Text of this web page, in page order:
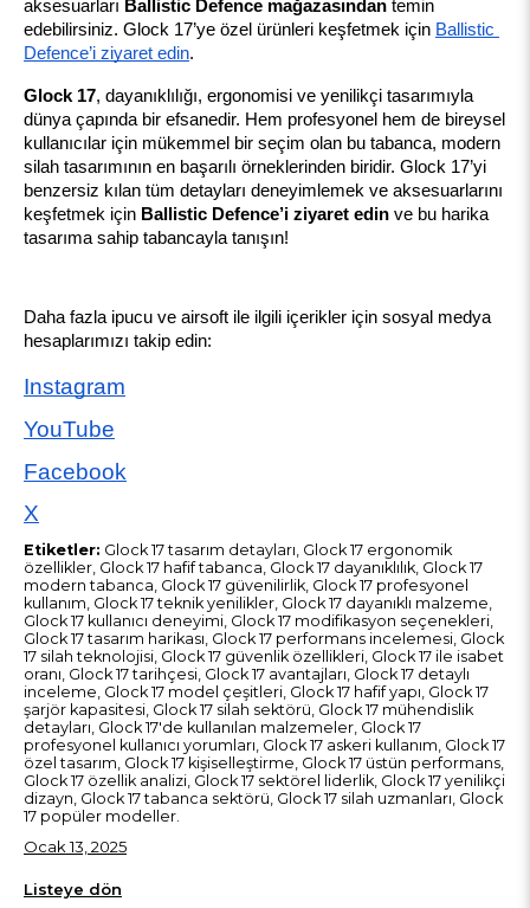
aksesuarları Ballistic Defence mağazasından temin
edebilirsiniz. Glock 17’ye özel ürünleri keşfetmek için Ballistic
Defence’i ziyaret edin.
Glock 17, dayanıklılığı, ergonomisi ve yenilikçi tasarımıyla
dünya çapında bir efsanedir. Hem profesyonel hem de bireysel
kullanıcılar için mükemmel bir seçim olan bu tabanca, modern
silah tasarımının en başarılı örneklerinden biridir. Glock 17’yi
benzersiz kılan tüm detayları deneyimlemek ve aksesuarlarını
keşfetmek için Ballistic Defence’i ziyaret edin ve bu harika
tasarıma sahip tabancayla tanışın!
Daha fazla ipucu ve airsoft ile ilgili içerikler için sosyal medya
hesaplarımızı takip edin:
Instagram
YouTube
Facebook
X
Etiketler: Glock 17 tasarım detayları, Glock 17 ergonomik
özellikler, Glock 17 hafif tabanca, Glock 17 dayanıklılık, Glock 17
modern tabanca, Glock 17 güvenilirlik, Glock 17 profesyonel
kullanım, Glock 17 teknik yenilikler, Glock 17 dayanıklı malzeme,
Glock 17 kullanıcı deneyimi, Glock 17 modifikasyon seçenekleri,
Glock 17 tasarım harikası, Glock 17 performans incelemesi, Glock
17 silah teknolojisi, Glock 17 güvenlik özellikleri, Glock 17 ile isabet
oranı, Glock 17 tarihçesi, Glock 17 avantajları, Glock 17 detaylı
inceleme, Glock 17 model çeşitleri, Glock 17 hafif yapı, Glock 17
şarjör kapasitesi, Glock 17 silah sektörü, Glock 17 mühendislik
detayları, Glock 17'de kullanılan malzemeler, Glock 17
profesyonel kullanıcı yorumları, Glock 17 askeri kullanım, Glock 17
özel tasarım, Glock 17 kişiselleştirme, Glock 17 üstün performans,
Glock 17 özellik analizi, Glock 17 sektörel liderlik, Glock 17 yenilikçi
dizayn, Glock 17 tabanca sektörü, Glock 17 silah uzmanları, Glock
17 popüler modeller.
Ocak 13, 2025
Listeye dön